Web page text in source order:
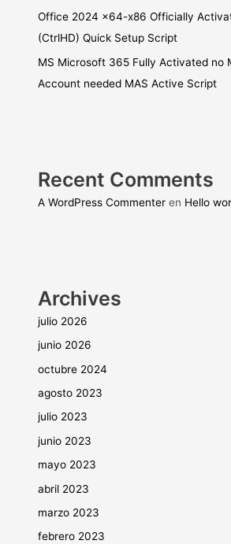
Office 2024 x64-x86 Officially
(CtrlHD) Quick Setup Script
MS Microsoft 365 Fully Activated no
Account needed MAS Active Script
Recent Comments
A WordPress Commenter en Hello
Archives
julio 2026
junio 2026
octubre 2024
agosto 2023
julio 2023
junio 2023
mayo 2023
abril 2023
marzo 2023
febrero 2023